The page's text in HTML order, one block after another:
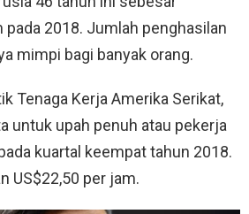
pada 2018. Jumlah penghasilan
mimpi bagi banyak orang.
Tenaga Kerja Amerika Serikat,
untuk upah penuh atau pekerja
kuartal keempat tahun 2018.
US$22,50 per jam.